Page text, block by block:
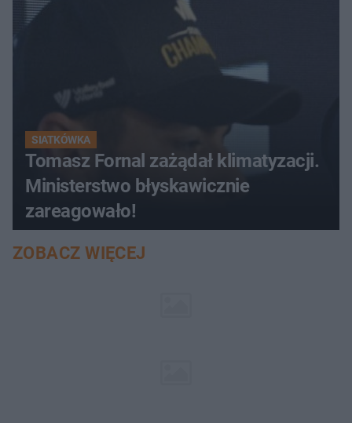
SIATKÓWKA
Tomasz Fornal zażądał klimatyzacji.
Ministerstwo błyskawicznie
zareagowało!
ZOBACZ WIĘCEJ